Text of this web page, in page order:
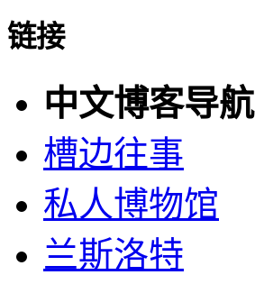
链接
中文博客导航
槽边往事
私人博物馆
兰斯洛特